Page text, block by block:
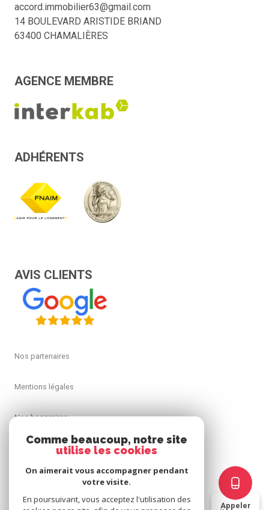
Appeler
accord.immobilier63@gmail.com
14 BOULEVARD ARISTIDE BRIAND
63400 CHAMALIÈRES
AGENCE MEMBRE
ADHÉRENTS
AVIS CLIENTS
Nos partenaires
Mentions légales
Nos honoraires
Comme beaucoup, notre site
utilise les cookies
On aimerait vous accompagner pendant
votre visite.
En poursuivant, vous acceptez l'utilisation des